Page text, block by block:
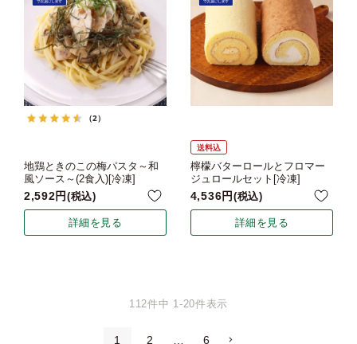
（2）
地鶏ときのこの梅パスタ～和
風ソース～(2食入)[冷凍]
2,592 税込
詳細を見る
送料込
檸檬バターロールとフロマー
ジュロールセット[冷凍]
4,536 税込
詳細を見る
112件中 1 -20件表示
1 2 … 6